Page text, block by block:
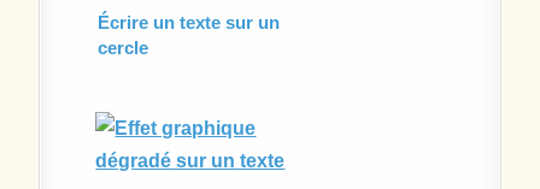
Écrire un texte sur un
cercle